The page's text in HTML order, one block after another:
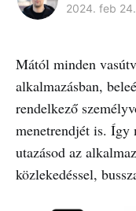
2024. feb 24.
Mától minden
alkalmazásban,
rendelkező
menetrendjét is. Így
utazásod az
közlekedéssel,